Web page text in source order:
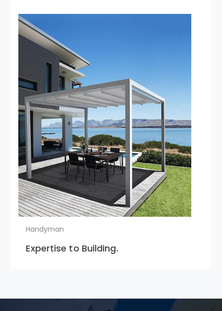
Handyman
Expertise to Building.